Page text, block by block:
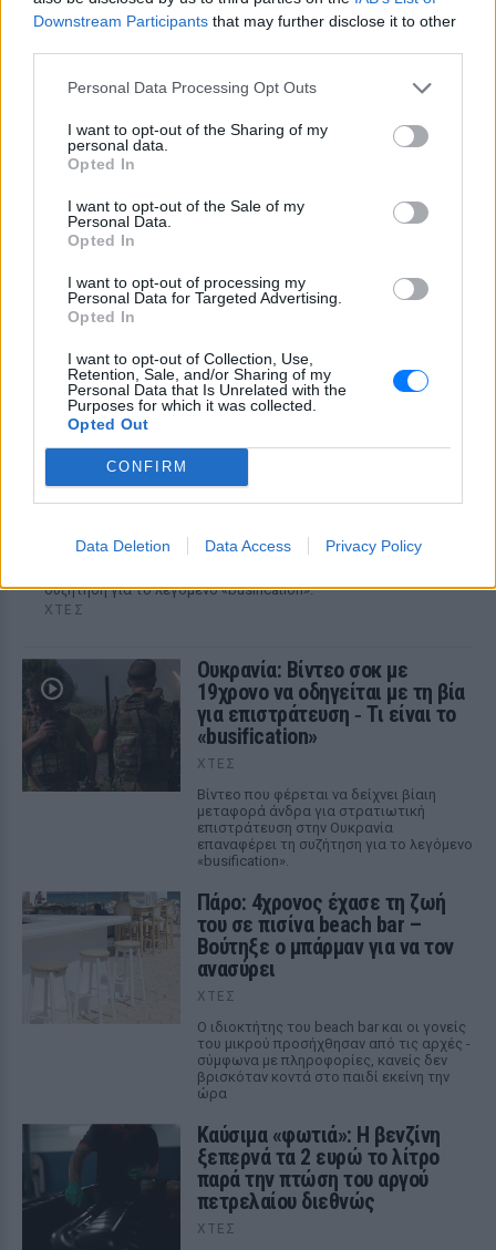
Downstream Participants that may further disclose it to other
Personal Data Processing Opt Outs
I want to opt-out of the Sharing of my
personal data.
Opted In
I want to opt-out of the Sale of my
Personal Data.
Opted In
I want to opt-out of processing my
Personal Data for Targeted Advertising.
Opted In
I want to opt-out of Collection, Use,
Retention, Sale, and/or Sharing of my
Personal Data that Is Unrelated with the
Purposes for which it was collected.
Opted Out
CONFIRM
Data Deletion Data Access Privacy Policy
ιδιοκτήτης, δηλωμένος ως
εισαγγελέα
Τροχαίο στη λεωφόρο
συνέτριψε μηχανή της ΔΙΑΣ ‑
Το περιστατικό σημειώθηκε στο
τραυματιών εμπνέει ανησυχία.
Ουκρανία: Βίντεο σοκ με 19χρονο να οδηγείται
με τη βία για επιστράτευση ‑ Τι είναι το
Βίντεο που φέρεται να δείχνει βίαιη μεταφορά άνδρα για
συζήτηση για το λεγόμενο «busification».
ΧΤΕΣ
Ουκρανία: Βίντεο σοκ με
19χρονο να οδηγείται με τη βία
για επιστράτευση ‑ Τι είναι το
«busification»
ΧΤΕΣ
Βίντεο που φέρεται να δείχνει βίαιη
μεταφορά άνδρα για στρατιωτική
επιστράτευση στην Ουκρανία
επαναφέρει τη συζήτηση για το λεγόμενο
«busification».
Πάρο: 4χρονος έχασε τη ζωή
του σε πισίνα beach bar –
Βούτηξε ο μπάρμαν για να τον
ανασύρει
ΧΤΕΣ
Ο ιδιοκτήτης του beach bar και οι γονείς
του μικρού προσήχθησαν από τις αρχές -
σύμφωνα με πληροφορίες, κανείς δεν
βρισκόταν κοντά στο παιδί εκείνη την
ώρα
Καύσιμα «φωτιά»: Η βενζίνη
ξεπερνά τα 2 ευρώ το λίτρο
παρά την πτώση του αργού
πετρελαίου διεθνώς
ΧΤΕΣ